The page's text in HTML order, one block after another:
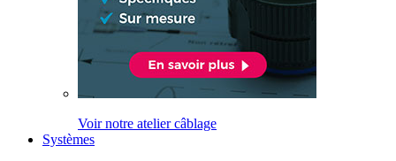
Voir notre atelier câblage
Systèmes